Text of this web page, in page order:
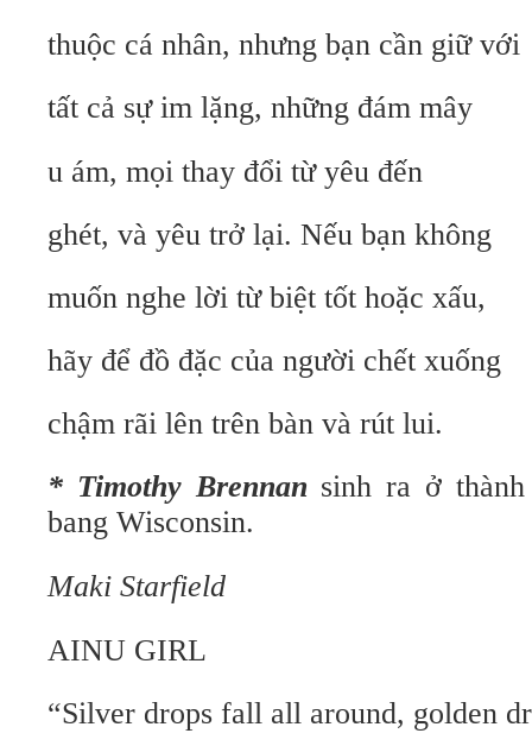
thuộc cá nhân, nhưng bạn cần giữ với
tất cả sự im lặng, những đám mây
u ám, mọi thay đổi từ yêu đến
ghét, và yêu trở lại. Nếu bạn không
muốn nghe lời từ biệt tốt hoặc xấu,
hãy để đồ đặc của người chết xuống
chậm rãi lên trên bàn và rút lui.
* Timothy Brennan sinh ra ở
bang Wisconsin.
Maki Starfield
AINU GIRL
“Silver drops fall all around, golden